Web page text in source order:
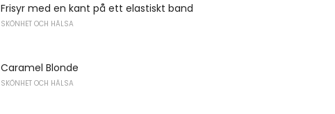
Frisyr med en kant på ett elastiskt band
SKÖNHET OCH HÄLSA
Caramel Blonde
SKÖNHET OCH HÄLSA